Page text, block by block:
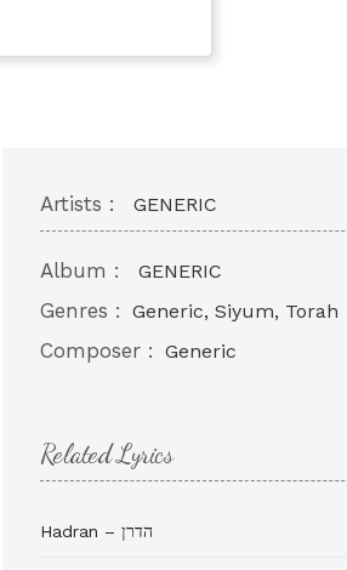
Artists : GENERIC
Album : GENERIC
Genres : Generic, Siyum, Torah
Composer : Generic
Related Lyrics
Hadran – הדרן